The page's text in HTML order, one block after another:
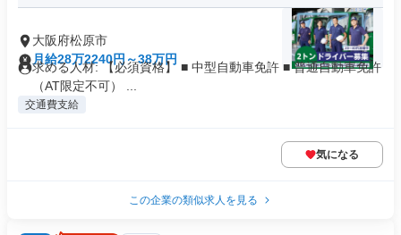
大阪府松原市
月給28万2240円～38万円
求める人材: 【必須資格】 ■ 中型自動車免許 ■ 普通自動車免許
（AT限定不可） ...
交通費支給
気になる
この企業の類似求人を見る